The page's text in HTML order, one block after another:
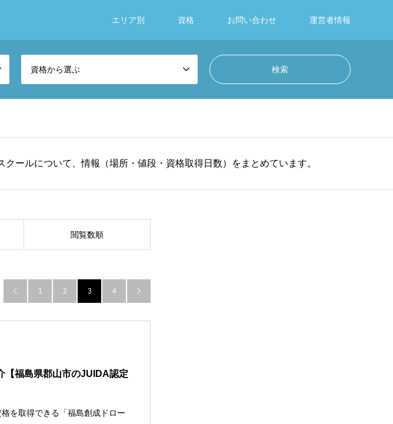
エリア別 資格 お問い合わせ 運営者情報
資格から選ぶ
ールについて、情報（場所・値段・資格取得日数）をまとめています。
閲覧数順
 1 2 3 4 
【福島県郡山市のJUIDA認定
を取得できる「福島創成ドロー